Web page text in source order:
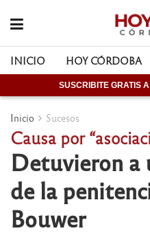
INICIO HOY CÓRDOBA
SUSCRIBITE GRATIS
Inicio Sucesos
Causa por
Detuvieron a
de la
Bouwer